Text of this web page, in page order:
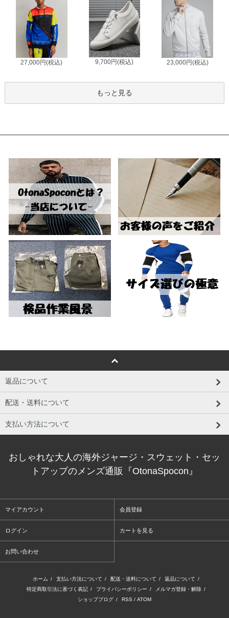
27,000円(税込) 9,700円(税込) 23,000円(税込)
もっと見る
返品について
配送・送料について
支払い方法について
おしゃれな大人の海外ジャージ・スウェット・セッ
トアップのメンズ通販『OtonaSpocon』
マイアカウント 会員登録
ログイン カートを見る
お問い合わせ
ホーム / 支払い方法について / 配送・送料について / 返品について /
特定商取引法に基づく表記 / プライバシーポリシー / メルマガ登録・解除 /
ショップブログ / RSS / ATOM